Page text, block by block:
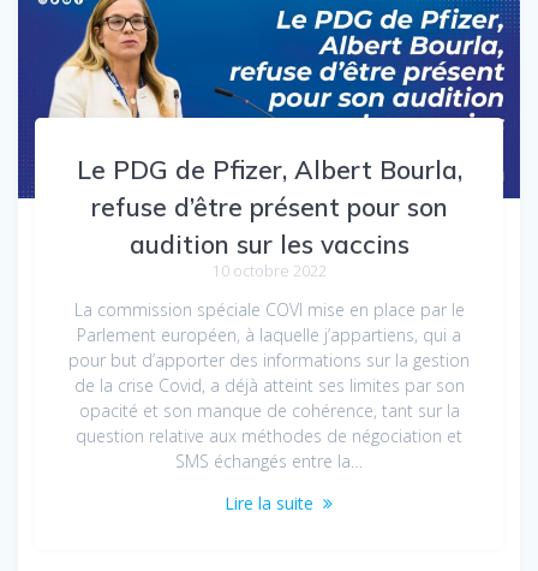
Le PDG de Pfizer, Albert Bourla,
refuse d’être présent pour son
audition sur les vaccins
10 octobre 2022
La commission spéciale COVI mise en place par le
Parlement européen, à laquelle j’appartiens, qui a
pour but d’apporter des informations sur la gestion
de la crise Covid, a déjà atteint ses limites par son
opacité et son manque de cohérence, tant sur la
question relative aux méthodes de négociation et
SMS échangés entre la…
Lire la suite